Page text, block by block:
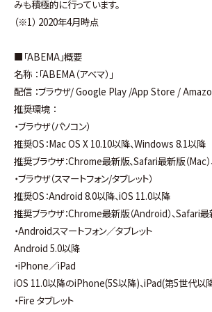
みも積極的に行っています。
（※1） 2020年4月時点
■「ABEMA」概要
名称 ：「ABEMA（アベマ）」
配信 ：ブラウザ/ Google Play /App Store /
推奨環境 ：
・ブラウザ（パソコン）
推奨OS：Mac OS X 10.10以降、Windows 8.1以降
推奨ブラウザ：Chrome最新版、Safari最新版（Mac
・ブラウザ（スマートフォン/タブレット）
推奨OS：Android 8.0以降、iOS 11.0以降
推奨ブラウザ：Chrome最新版（Android）、Safari最
・Androidスマートフォン／タブレット
Android 5.0以降
・iPhone／iPad
iOS 11.0以降のiPhone(5S以降)、iPad(第5世代以
・Fire タブレット